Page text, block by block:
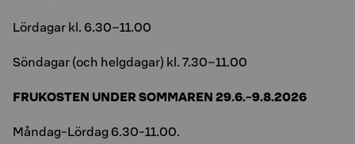
Lördagar kl. 6.30–11.00
Söndagar (och helgdagar) kl. 7.30–11.00
FRUKOSTEN UNDER SOMMAREN 29.6.-9.8.2026
Måndag-Lördag 6.30-11.00.